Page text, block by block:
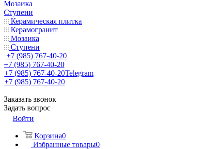
Мозаика
Ступени
Керамическая плитка
Керамогранит
Мозаика
Ступени
+7 (985) 767-40-20
+7 (985) 767-40-20
+7 (985) 767-40-20Telegram
+7 (985) 767-40-20
Заказать звонок
Задать вопрос
Войти
Корзина0
Избранные товары0